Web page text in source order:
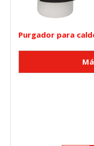
Purgador para
consultar nuestrapolítica